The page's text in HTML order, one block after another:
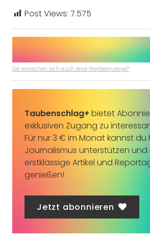
Post Views: 7.575
Sie wünschen sich auch eine Werbeanzeige?
Taubenschlag+ bietet
exklusiven Zugang zu
Für nur 3 € im Monat kannst
Journalismus unterstützen
erstklassige Artikel und
genießen!
Jetzt abonnieren